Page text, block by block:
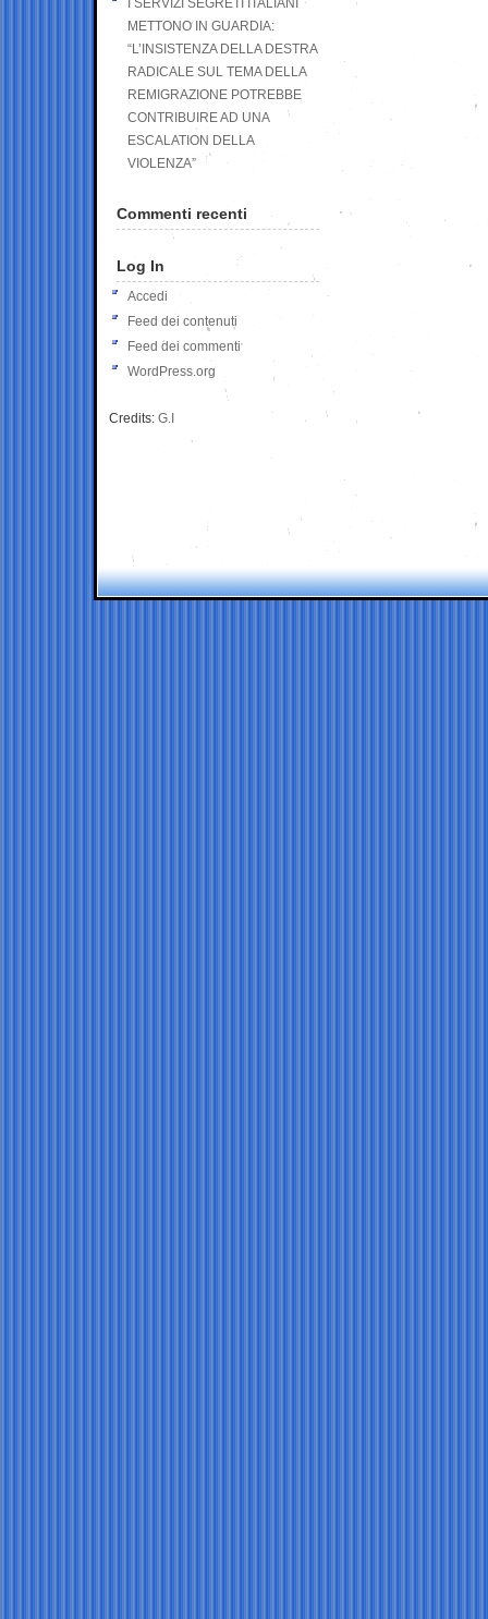
I SERVIZI SEGRETI ITALIANI
METTONO IN GUARDIA:
“L’INSISTENZA DELLA DESTRA
RADICALE SUL TEMA DELLA
REMIGRAZIONE POTREBBE
CONTRIBUIRE AD UNA
ESCALATION DELLA
VIOLENZA”
Commenti recenti
Log In
Accedi
Feed dei contenuti
Feed dei commenti
WordPress.org
Credits: G.I